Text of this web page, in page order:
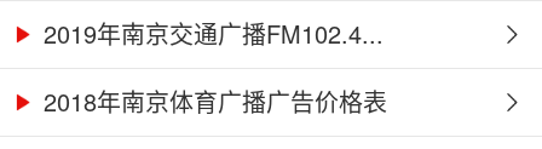
2019年南京交通广播FM102.4...
2018年南京体育广播广告价格表